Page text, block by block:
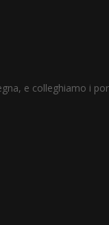
e colleghiamo i